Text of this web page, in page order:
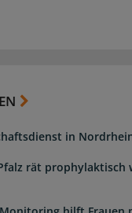
in
rät prophylaktisch